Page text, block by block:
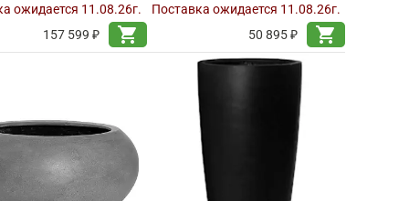
ожидается 11.08.26г.
157 599 ₽
shopping_cart
Поставка ожидается 11.08.26г.
50 895 ₽
shopping_cart